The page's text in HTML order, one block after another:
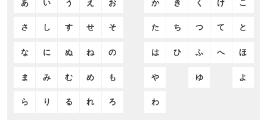
あ い う え お か き く け こ
さ し す せ そ た ち つ て と
な に ぬ ね の は ひ ふ へ ほ
ま み む め も や ゆ よ
ら り る れ ろ わ